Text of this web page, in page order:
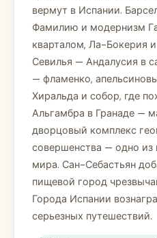
вермут в Испании.
Фамилию и модернизм
кварталом, Ла-Бокерия
Севилья — Андалусия в
— фламенко,
Хиральда и собор, где
Альгамбра в Гранаде —
дворцовый комплекс
совершенства — одно из
мира. Сан-Себастьян
пищевой город
Города Испании
серьезных путешествий.